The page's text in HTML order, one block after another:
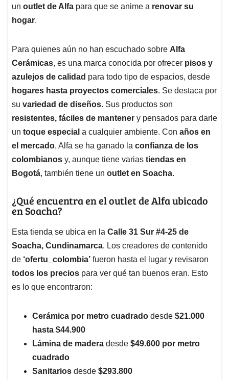
un outlet de Alfa para que se anime a renovar su
hogar.
Para quienes aún no han escuchado sobre Alfa
Cerámicas, es una marca conocida por ofrecer pisos y
azulejos de calidad para todo tipo de espacios, desde
hogares hasta proyectos comerciales. Se destaca por
su variedad de diseños. Sus productos son
resistentes, fáciles de mantener y pensados para darle
un toque especial a cualquier ambiente. Con años en
el mercado, Alfa se ha ganado la confianza de los
colombianos y, aunque tiene varias tiendas en
Bogotá, también tiene un outlet en Soacha.
¿Qué encuentra en el outlet de Alfa ubicado
en Soacha?
Esta tienda se ubica en la Calle 31 Sur #4-25 de
Soacha, Cundinamarca. Los creadores de contenido
de ‘ofertu_colombia’ fueron hasta el lugar y revisaron
todos los precios para ver qué tan buenos eran. Esto
es lo que encontraron:
Cerámica por metro cuadrado desde $21.000
hasta $44.900
Lámina de madera desde $49.600 por metro
cuadrado
Sanitarios desde $293.800